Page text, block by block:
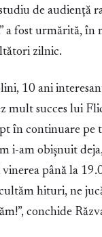
de audiență
a fost urmărită, în
zilnic.
10 ani
mult succes lui
în continuare pe
i-am obișnuit
până la
hituri, ne
conchide